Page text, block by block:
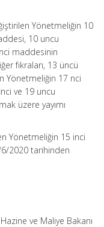
Yönetmeliğin 10
10 uncu
maddesinin
fıkraları, 13 üncü
Yönetmeliğin 17 nci
ve 19 uncu
üzere yayımı
Yönetmeliğin 15 inci
6/2020 tarihinden
ve Maliye Bakanı